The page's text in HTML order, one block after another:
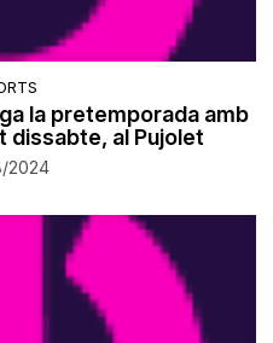
la pretemporada amb
dissabte, al Pujolet
2024